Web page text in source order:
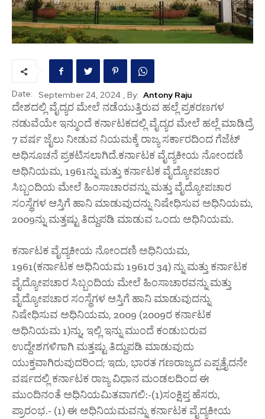
Date: September 24, 2024 , By: Antony Raju
ದೇಶದಲ್ಲಿ ವೈದ್ಯರ ಮೇಲೆ ನಡೆಯುತ್ತಿರುವ ಹಲ್ಲೆ ಪ್ರಕರಣಗಳ
ನಡುವೆಯೇ ಇನ್ಮುಂದೆ ಕರ್ನಾಟಕದಲ್ಲಿ ವೈದ್ಯರ ಮೇಲೆ ಹಲ್ಲೆ ಮಾಡಿದ್ರೆ
7 ವರ್ಷ ಜೈಲು ನೀಡುವ ನಿಯಮಕ್ಕೆ ರಾಜ್ಯ ಸರ್ಕಾರದಿಂದ ಗೆಜೆಟ್
ಅಧಿಸೂಚನೆ ಪ್ರಕಟಿಸಲಾಗಿದೆ.ಕರ್ನಾಟಕ ವೈದ್ಯಕೀಯ ನೋಂದಣಿ
ಅಧಿನಿಯಮ, 1961ನ್ನು ಮತ್ತು ಕರ್ನಾಟಕ ವೈದ್ಯೋಪಚಾರ
ಸಿಬ್ಬಂದಿಯ ಮೇಲೆ ಹಿಂಸಾಚಾರವನ್ನು ಮತ್ತು ವೈದ್ಯೋಪಚಾರ
ಸಂಸ್ಥೆಗಳ ಆಸ್ತಿಗೆ ಹಾನಿ ಮಾಡುವುದನ್ನು ನಿಷೇಧಿಸುವ ಅಧಿನಿಯಮ,
2009ನ್ನು ಮತ್ತಷ್ಟು ತಿದ್ದುಪಡಿ ಮಾಡುವ ಒಂದು ಅಧಿನಿಯಮ.
ಕರ್ನಾಟಕ ವೈದ್ಯಕೀಯ ನೋಂದಣಿ ಅಧಿನಿಯಮ,
1961(ಕರ್ನಾಟಕ ಅಧಿನಿಯಮ 1961ರ 34) ನ್ನು ಮತ್ತು ಕರ್ನಾಟಕ
ವೈದ್ಯೋಪಚಾರ ಸಿಬ್ಬಂದಿಯ ಮೇಲೆ ಹಿಂಸಾಚಾರವನ್ನು ಮತ್ತು
ವೈದ್ಯೋಪಚಾರ ಸಂಸ್ಥೆಗಳ ಆಸ್ತಿಗೆ ಹಾನಿ ಮಾಡುವುದನ್ನು
ನಿಷೇಧಿಸುವ ಅಧಿನಿಯಮ, 2009 (2009ರ ಕರ್ನಾಟಕ
ಅಧಿನಿಯಮ 1)ನ್ನು, ಇಲ್ಲಿ ಇನ್ನು ಮುಂದೆ ಕಂಡುಬರುವ
ಉದ್ದೇಶಗಳಿಗಾಗಿ ಮತ್ತಷ್ಟು ತಿದ್ದುಪಡಿ ಮಾಡುವುದು
ಯುಕ್ತವಾಗಿರುವುದರಿಂದ; ಇದು, ಭಾರತ ಗಣರಾಜ್ಯದ ಎಪ್ಪತ್ತೈದನೇ
ವರ್ಷದಲ್ಲಿ ಕರ್ನಾಟಕ ರಾಜ್ಯ ವಿಧಾನ ಮಂಡಲದಿಂದ ಈ
ಮುಂದಿನಂತೆ ಅಧಿನಿಯಮಿತವಾಗಲಿ:-(1)ಸಂಕ್ಷಿಪ್ತ ಹೆಸರು,
ಪ್ರಾರಂಭ.- (1) ಈ ಅಧಿನಿಯಮವನ್ನು ಕರ್ನಾಟಕ ವೈದ್ಯಕೀಯ